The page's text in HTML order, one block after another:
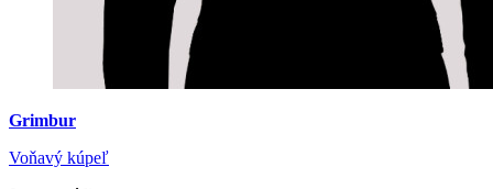
Grimbur
Voňavý kúpeľ